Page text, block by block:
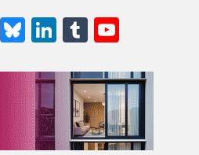
Pinterest
Bluesky
LinkedIn
Tumblr